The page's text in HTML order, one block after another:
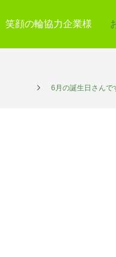
笑顔の輪協力企業様
ビス 6月の誕生日さんで